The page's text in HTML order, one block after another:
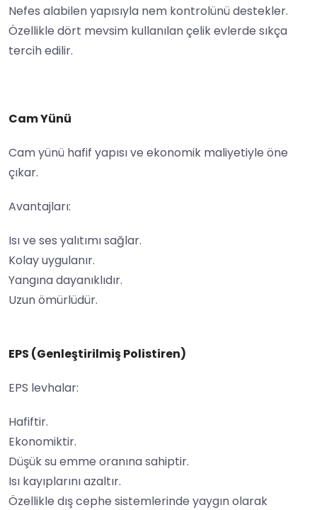
Nefes alabilen yapısıyla nem kontrolünü destekler.
Özellikle dört mevsim kullanılan çelik evlerde sıkça
tercih edilir.
Cam Yünü
Cam yünü hafif yapısı ve ekonomik maliyetiyle öne
çıkar.
Avantajları:
Isı ve ses yalıtımı sağlar.
Kolay uygulanır.
Yangına dayanıklıdır.
Uzun ömürlüdür.
EPS (Genleştirilmiş Polistiren)
EPS levhalar:
Hafiftir.
Ekonomiktir.
Düşük su emme oranına sahiptir.
Isı kayıplarını azaltır.
Özellikle dış cephe sistemlerinde yaygın olarak